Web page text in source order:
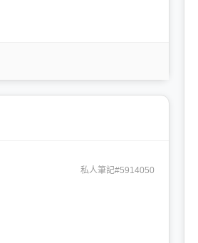
私人筆記#5914050